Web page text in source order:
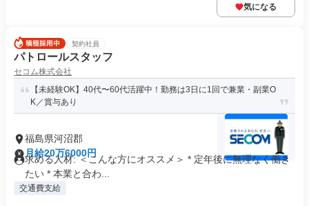
気になる
契約社員
パトロールスタッフ
セコム株式会社
【未経験OK】40代〜60代活躍中！勤務は3日に1回で兼業・副業O
K／賞与あり
福島県河沼郡
月給20万6000円
求める人材: ＜こんな方にオススメ＞ * 定年後に無理なく働き
たい * 本業と合わ...
交通費支給